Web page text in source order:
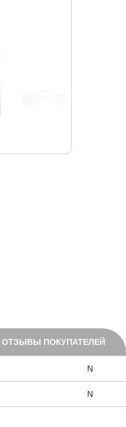
ОТЗЫВЫ ПОКУПАТЕЛЕЙ
N
N